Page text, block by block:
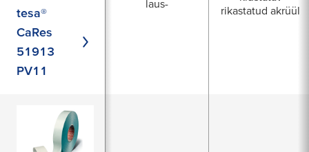
tesa®
CaRes
51913
PV11
laus-
rikastatud akrüül